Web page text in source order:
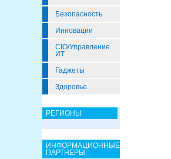
Безопасность
Инновации
CIO/Управление
ИТ
Гаджеты
Здоровье
РЕГИОНЫ
ИНФОРМАЦИОННЫЕ
ПАРТНЕРЫ